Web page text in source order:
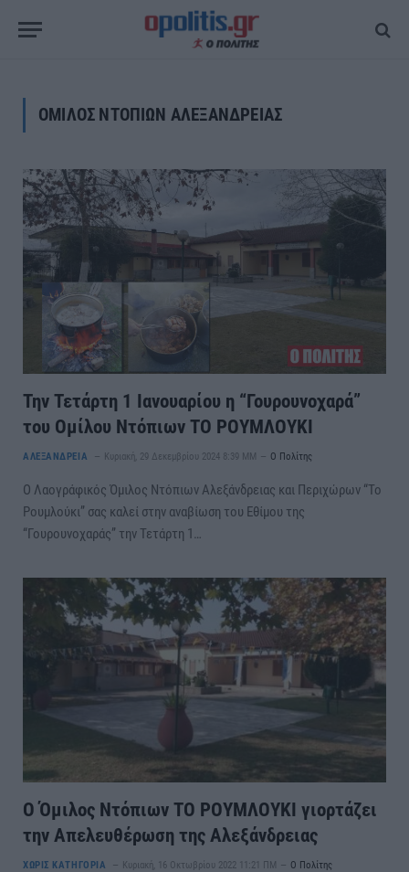
ΟΜΙΛΟΣ ΝΤΟΠΙΩΝ ΑΛΕΞΑΝΔΡΕΙΑΣ
Την Τετάρτη 1 Ιανουαρίου η “Γουρουνοχαρά”
του Ομίλου Ντόπιων ΤΟ ΡΟΥΜΛΟΥΚΙ
ΑΛΕΞΑΝΔΡΕΙΑ Κυριακή, 29 Δεκεμβρίου 2024 8:39 ΜΜ Ο Πολίτης
Ο Λαογράφικός Όμιλος Ντόπιων Αλεξάνδρειας και Περιχώρων “Το
Ρουμλούκι” σας καλεί στην αναβίωση του Εθίμου της
“Γουρουνοχαράς” την Τετάρτη 1…
Ο Όμιλος Ντόπιων ΤΟ ΡΟΥΜΛΟΥΚΙ γιορτάζει
την Απελευθέρωση της Αλεξάνδρειας
ΧΩΡΊΣ ΚΑΤΗΓΟΡΊΑ Κυριακή, 16 Οκτωβρίου 2022 11:21 ΠΜ Ο Πολίτης